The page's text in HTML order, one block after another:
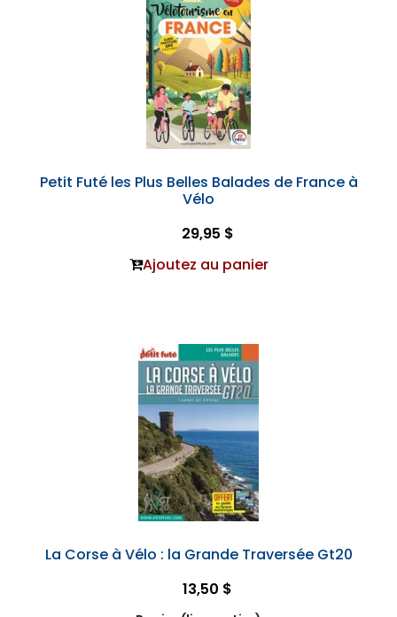
Petit Futé les Plus Belles Balades de France à
Vélo
29,95 $
Ajoutez au panier
La Corse à Vélo : la Grande Traversée Gt20
13,50 $